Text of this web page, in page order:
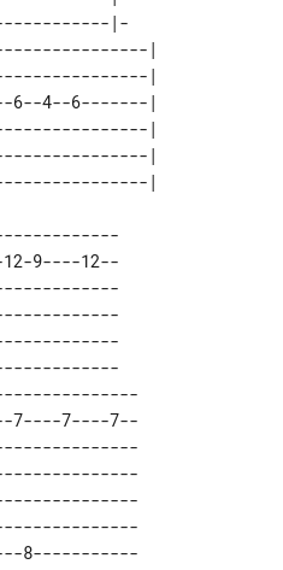
|-
|
|
6--4--6-------|
|
|
9----12--
7----7--
8-----------